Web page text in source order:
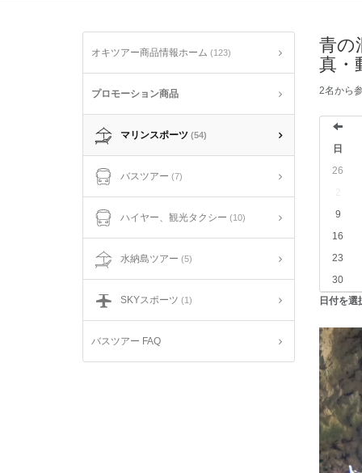
オキツアー商品情報ホーム (123)
プロモーション商品
マリンスポーツ (54)
バスツアー (7)
ハイヤー、観光タクシー (10)
水納島ツアー (5)
SKYスポーツ (1)
バスツアー FAQ
青の
真・
2名から
前
日
26
9
16
23
30
日付を選